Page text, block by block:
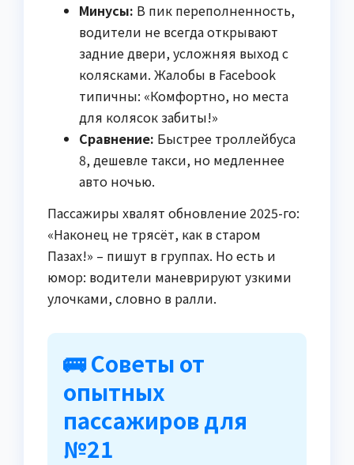
Минусы: В пик переполненность,
водители не всегда открывают
задние двери, усложняя выход с
колясками. Жалобы в Facebook
типичны: «Комфортно, но места
для колясок забиты!»
Сравнение: Быстрее троллейбуса
8, дешевле такси, но медленнее
авто ночью.
Пассажиры хвалят обновление 2025-го:
«Наконец не трясёт, как в старом
Пазах!» – пишут в группах. Но есть и
юмор: водители маневрируют узкими
улочками, словно в ралли.
🚌 Советы от
опытных
пассажиров для
№21